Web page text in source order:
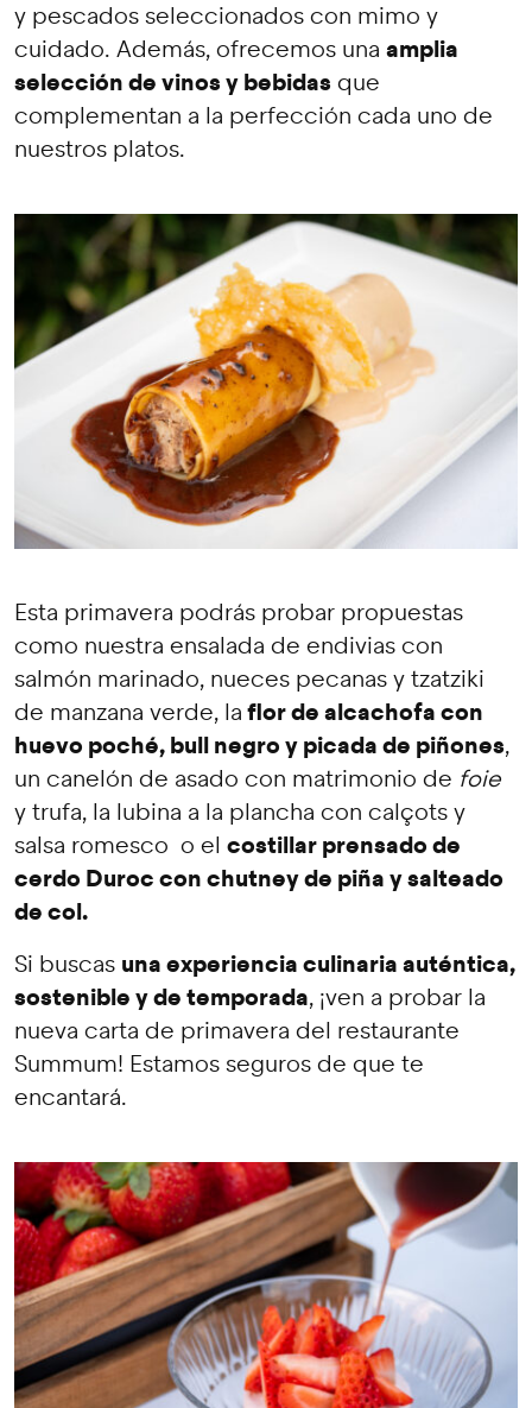
y pescados seleccionados con mimo y
cuidado. Además, ofrecemos una amplia
selección de vinos y bebidas que
complementan a la perfección cada uno de
nuestros platos.
Esta primavera podrás probar propuestas
como nuestra ensalada de endivias con
salmón marinado, nueces pecanas y tzatziki
de manzana verde, la flor de alcachofa con
huevo poché, bull negro y picada de piñones,
un canelón de asado con matrimonio de foie
y trufa, la lubina a la plancha con calçots y
salsa romesco o el costillar prensado de
cerdo Duroc con chutney de piña y salteado
de col.
Si buscas una experiencia culinaria auténtica,
sostenible y de temporada, ¡ven a probar la
nueva carta de primavera del restaurante
Summum! Estamos seguros de que te
encantará.